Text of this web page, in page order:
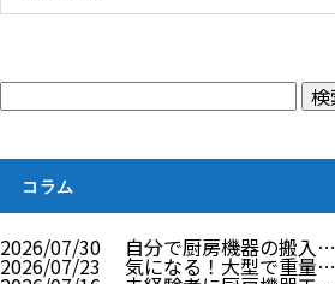
コラム
2026/07/30 自分で厨房機器の搬入…
2026/07/23 気になる！大型で重量…